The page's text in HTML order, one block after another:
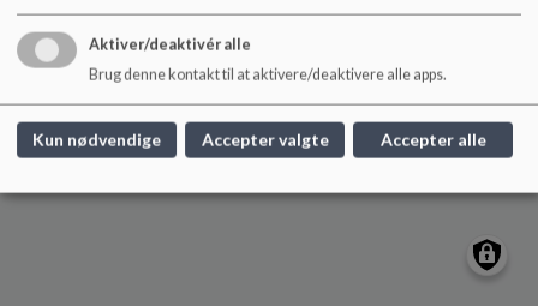
Sitemap
Cookie politik
Aktiver/deaktivér alle
Brug denne kontakt til at aktivere/deaktivere alle apps.
Kun nødvendige Accepter valgte Accepter alle